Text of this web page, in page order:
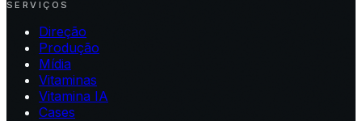
SERVIÇOS
Direção
Produção
Mídia
Vitaminas
Vitamina IA
Cases